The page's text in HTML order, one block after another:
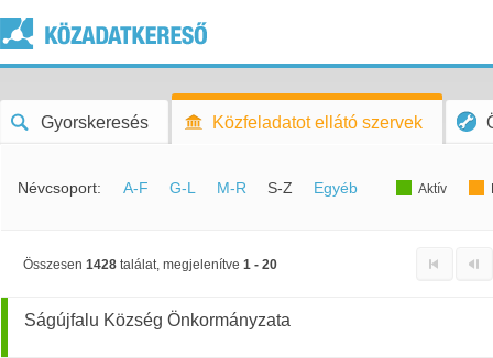
Gyorskeresés Közfeladatot ellátó szervek
Névcsoport: A-F G-L M-R S-Z Egyéb Aktív
Összesen 1428 találat, megjelenítve 1 - 20
Ságújfalu Község Önkormányzata